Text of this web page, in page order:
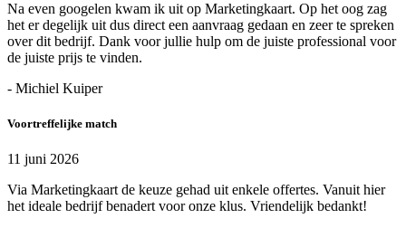
Na even googelen kwam ik uit op Marketingkaart. Op het oog zag
het er degelijk uit dus direct een aanvraag gedaan en zeer te spreken
over dit bedrijf. Dank voor jullie hulp om de juiste professional voor
de juiste prijs te vinden.
- Michiel Kuiper
Voortreffelijke match
11 juni 2026
Via Marketingkaart de keuze gehad uit enkele offertes. Vanuit hier
het ideale bedrijf benadert voor onze klus. Vriendelijk bedankt!